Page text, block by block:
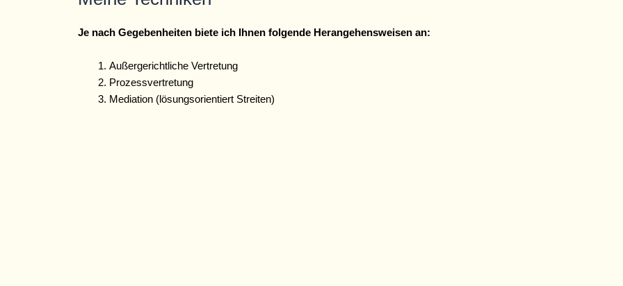
Je nach Gegebenheiten biete ich Ihnen folgende Herangehensweisen an:
Außergerichtliche Vertretung
Prozessvertretung
Mediation (lösungsorientiert Streiten)